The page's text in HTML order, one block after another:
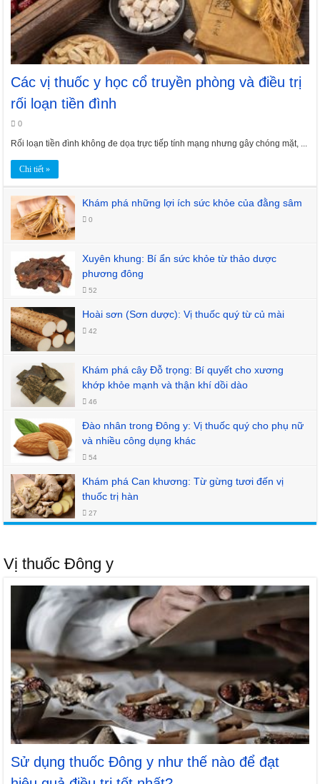
Các vị thuốc y học cổ truyền phòng và điều trị
rối loạn tiền đình
0
Rối loạn tiền đình không đe dọa trực tiếp tính mạng nhưng gây chóng mặt, ...
Chi tiết »
Khám phá những lợi ích sức khỏe của đằng sâm
0
Xuyên khung: Bí ẩn sức khỏe từ thảo dược
phương đông
52
Hoài sơn (Sơn dược): Vị thuốc quý từ củ mài
42
Khám phá cây Đỗ trọng: Bí quyết cho xương
khớp khỏe mạnh và thận khí dồi dào
46
Đào nhân trong Đông y: Vị thuốc quý cho phụ nữ
và nhiều công dụng khác
54
Khám phá Can khương: Từ gừng tươi đến vị
thuốc trị hàn
27
Vị thuốc Đông y
Sử dụng thuốc Đông y như thế nào để đạt